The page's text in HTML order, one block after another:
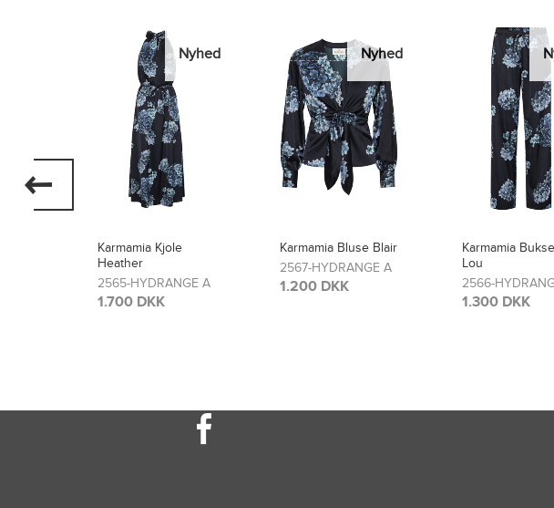
Nyhed
Karmamia Bluse Blair
2567-HYDRANGE A
1.200 DKK
Nyhed
Karmamia Bukser
Lou
2566-HYDRANGE A
Karmamia
Joseph
2568-ROSERY
1.200 DKK